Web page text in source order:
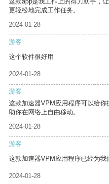
更轻松地完成工作任务。
2024-01-28
游客
这个软件很好用
2024-01-28
游客
这款加速器VPM应用程序可以给
助你在网络上自由移动。
2024-01-28
游客
这款加速器VPM应用程序已经为我
2024-01-28